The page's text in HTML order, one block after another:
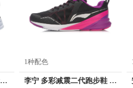
李宁 缓震时尚跑鞋 AREP013
1种配色
李宁 多彩减震二代跑步鞋 ARHL009